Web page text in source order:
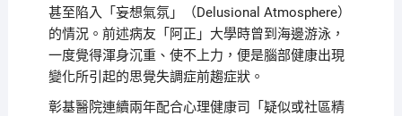
甚至陷入「妄想氣氛」（Delusional Atmosphere）
的情況。前述病友「阿正」大學時曾到海邊游泳，
一度覺得渾身沉重、使不上力，便是腦部健康出現
變化所引起的思覺失調症前趨症狀。
彰基醫院連續兩年配合心理健康司「疑似或社區精